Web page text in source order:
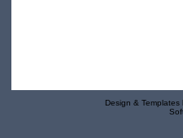
Design & Templates